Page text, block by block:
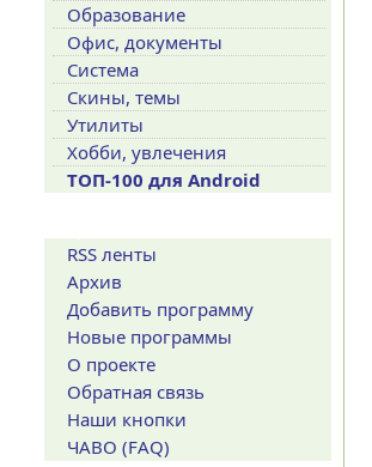
Образование
Офис, документы
Система
Скины, темы
Утилиты
Хобби, увлечения
ТОП-100 для Android
RSS ленты
Архив
Добавить программу
Новые программы
О проекте
Обратная связь
Наши кнопки
ЧАВО (FAQ)